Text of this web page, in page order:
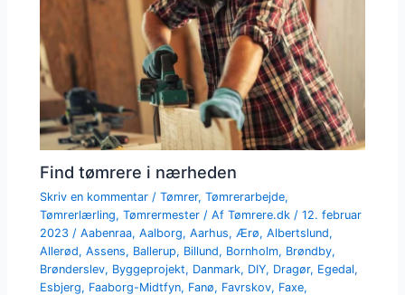
Find tømrere i nærheden
Skriv en kommentar /Tømrer,Tømrerarbejde,
Tømrerlærling,Tømrermester / AfTømrere.dk /12. februar
2023 /Aabenraa,Aalborg,Aarhus, Ærø,Albertslund,
Allerød,Assens, Ballerup, Billund, Bornholm, Brøndby,
Brønderslev, Byggeprojekt, Danmark, DIY, Dragør, Egedal,
Esbjerg, Faaborg-Midtfyn, Fanø, Favrskov, Faxe,